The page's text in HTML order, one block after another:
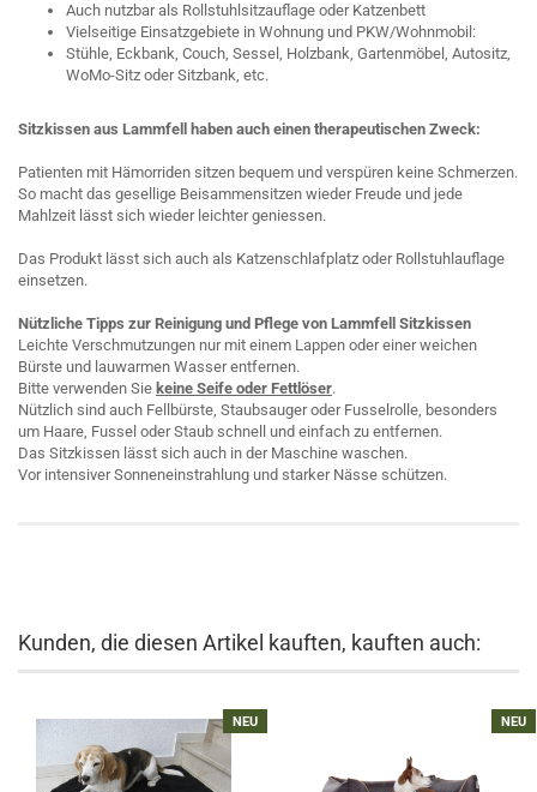
Auch nutzbar als Rollstuhlsitzauflage oder Katzenbett
Vielseitige Einsatzgebiete in Wohnung und PKW/Wohnmobil:
Stühle, Eckbank, Couch, Sessel, Holzbank, Gartenmöbel, Autositz,
WoMo-Sitz oder Sitzbank, etc.
Sitzkissen aus Lammfell haben auch einen therapeutischen Zweck:
Patienten mit Hämorriden sitzen bequem und verspüren keine Schmerzen.
So macht das gesellige Beisammensitzen wieder Freude und jede
Mahlzeit lässt sich wieder leichter geniessen.
Das Produkt lässt sich auch als Katzenschlafplatz oder Rollstuhlauflage
einsetzen.
Nützliche Tipps zur Reinigung und Pflege von Lammfell Sitzkissen
Leichte Verschmutzungen nur mit einem Lappen oder einer weichen
Bürste und lauwarmen Wasser entfernen.
Bitte verwenden Sie keine Seife oder Fettlöser.
Nützlich sind auch Fellbürste, Staubsauger oder Fusselrolle, besonders
um Haare, Fussel oder Staub schnell und einfach zu entfernen.
Das Sitzkissen lässt sich auch in der Maschine waschen.
Vor intensiver Sonneneinstrahlung und starker Nässe schützen.
Kunden, die diesen Artikel kauften, kauften auch:
NEU NEU